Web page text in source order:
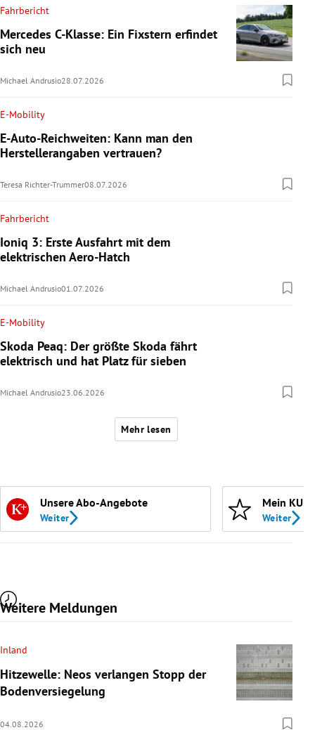
Fahrbericht
Mercedes C-Klasse: Ein Fixstern erfindet
sich neu
Michael Andrusio28.07.2026
E-Mobility
E-Auto-Reichweiten: Kann man den
Herstellerangaben vertrauen?
Teresa Richter-Trummer08.07.2026
Fahrbericht
Ioniq 3: Erste Ausfahrt mit dem
elektrischen Aero-Hatch
Michael Andrusio01.07.2026
E-Mobility
Skoda Peaq: Der größte Skoda fährt
elektrisch und hat Platz für sieben
Michael Andrusio23.06.2026
Mehr lesen
Unsere Abo-Angebote
Weiter
Mein
Weiter
Weitere Meldungen
Inland
Hitzewelle: Neos verlangen Stopp der
Bodenversiegelung
04.08.2026